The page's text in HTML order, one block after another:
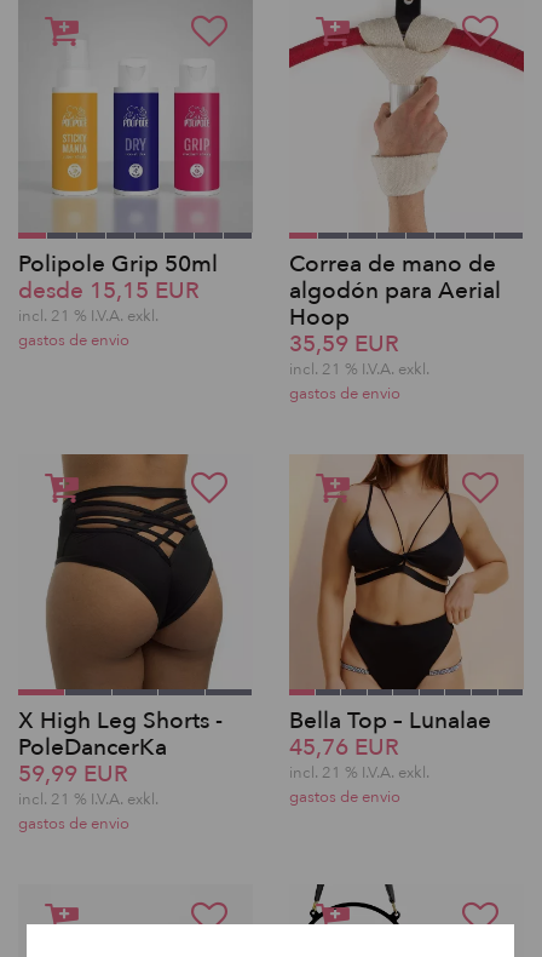
Polipole Grip 50ml
desde 15,15 EUR
incl. 21 % I.V.A. exkl.
gastos de envio
Correa de mano de
algodón para Aerial
Hoop
35,59 EUR
incl. 21 % I.V.A. exkl.
gastos de envio
X High Leg Shorts -
PoleDancerKa
59,99 EUR
incl. 21 % I.V.A. exkl.
gastos de envio
Bella Top – Lunalae
45,76 EUR
incl. 21 % I.V.A. exkl.
gastos de envio